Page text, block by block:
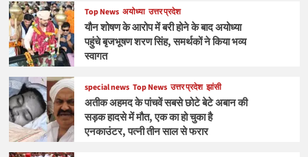
Top News अयोध्या उत्तर प्रदेश
यौन शोषण के आरोप में बरी होने के बाद अयोध्या
पहुंचे बृजभूषण शरण सिंह, समर्थकों ने किया भव्य
स्वागत
special news Top News उत्तर प्रदेश झांसी
अतीक अहमद के पांचवें सबसे छोटे बेटे अबान की
सड़क हादसे में मौत, एक का हो चुका है
एनकाउंटर, पत्नी तीन साल से फरार